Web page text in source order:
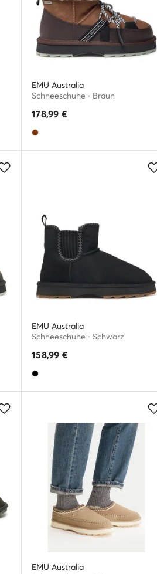
EMU Australia
Schneeschuhe · Braun
178,99 €
EMU Australia
Schneeschuhe · Schwarz
158,99 €
EMU Australia